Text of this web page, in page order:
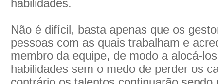
habilidades.
Não é difícil, basta apenas que os
pessoas com as quais trabalham e
membro da equipe, de modo a alocá-
habilidades sem o medo de perder os